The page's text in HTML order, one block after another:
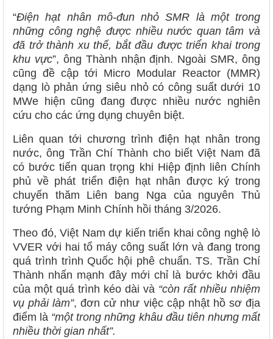
“Điện hạt nhân mô-đun nhỏ SMR là một trong
những công nghệ được nhiều nước quan tâm và
đã trở thành xu thế, bắt đầu được triển khai trong
khu vực”, ông Thành nhận định. Ngoài SMR, ông
cũng đề cập tới Micro Modular Reactor (MMR)
dạng lò phản ứng siêu nhỏ có công suất dưới 10
MWe hiện cũng đang được nhiều nước nghiên
cứu cho các ứng dụng chuyên biệt.
Liên quan tới chương trình điện hạt nhân trong
nước, ông Trần Chí Thành cho biết Việt Nam đã
có bước tiến quan trọng khi Hiệp định liên Chính
phủ về phát triển điện hạt nhân được ký trong
chuyến thăm Liên bang Nga của nguyên Thủ
tướng Phạm Minh Chính hồi tháng 3/2026.
Theo đó, Việt Nam dự kiến triển khai công nghệ lò
VVER với hai tổ máy công suất lớn và đang trong
quá trình trình Quốc hội phê chuẩn. TS. Trần Chí
Thành nhấn mạnh đây mới chỉ là bước khởi đầu
của một quá trình kéo dài và “còn rất nhiều nhiệm
vụ phải làm”, đơn cử như việc cập nhật hồ sơ địa
điểm là “một trong những khâu đầu tiên nhưng mất
nhiều thời gian nhất”.